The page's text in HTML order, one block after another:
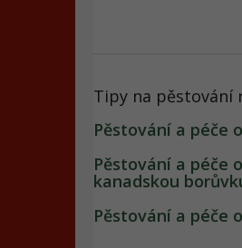
Tipy na pěstování
Pěstování a péče
Pěstování a péče o
kanadskou
Pěstování a péče